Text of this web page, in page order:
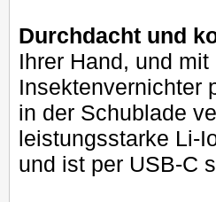
Durchdacht und
Ihrer Hand, und
Insektenvernichter
in der Schublade
leistungsstarke Li-
und ist per USB-C